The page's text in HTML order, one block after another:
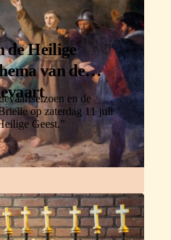
de Heilige
van de
en de
op zaterdag 11 juli
Geest.”